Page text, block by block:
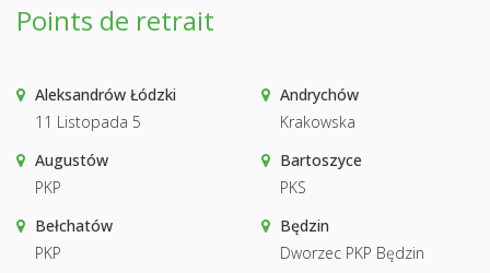
Points de retrait
Aleksandrów Łódzki
11 Listopada 5
Andrychów
Krakowska
Augustów
PKP
Bartoszyce
PKS
Bełchatów
PKP
Będzin
Dworzec PKP Będzin